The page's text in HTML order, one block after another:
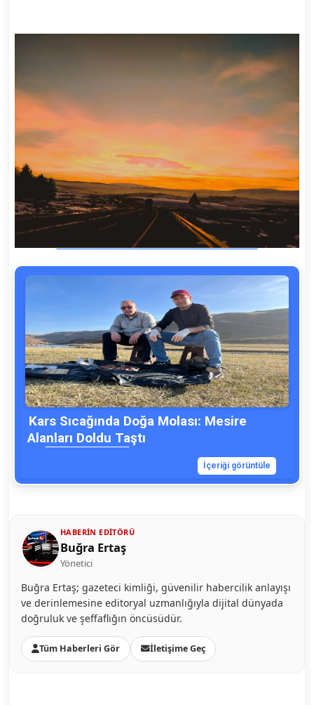
Kars Sıcağında Doğa Molası: Mesire
Alanları Doldu Taştı
İçeriği görüntüle
HABERIN EDITÖRÜ
Buğra Ertaş
Yönetici
Buğra Ertaş; gazeteci kimliği, güvenilir habercilik anlayışı
ve derinlemesine editoryal uzmanlığıyla dijital dünyada
doğruluk ve şeffaflığın öncüsüdür.
Tüm Haberleri Gör İletişime Geç